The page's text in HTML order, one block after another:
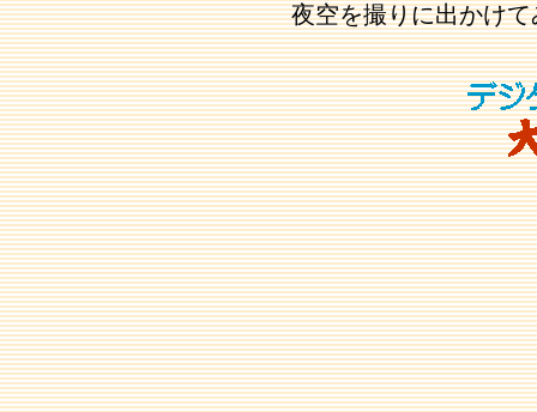
夜空を撮りに出かけ